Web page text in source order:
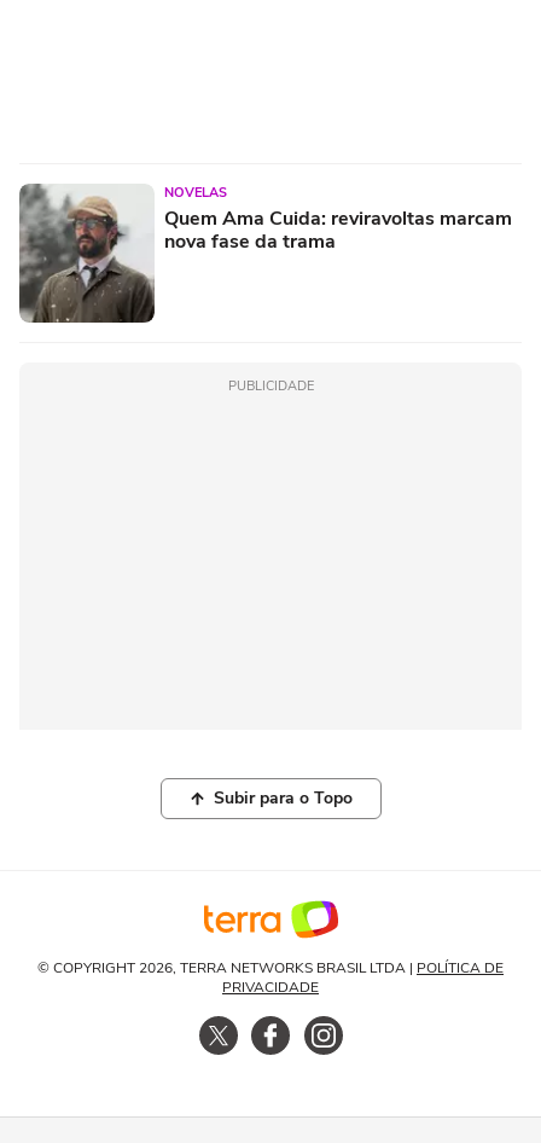
NOVELAS
Quem Ama Cuida: reviravoltas marcam
nova fase da trama
PUBLICIDADE
Subir para o Topo
© COPYRIGHT 2026, TERRA NETWORKS BRASIL LTDA | POLÍTICA DE
PRIVACIDADE